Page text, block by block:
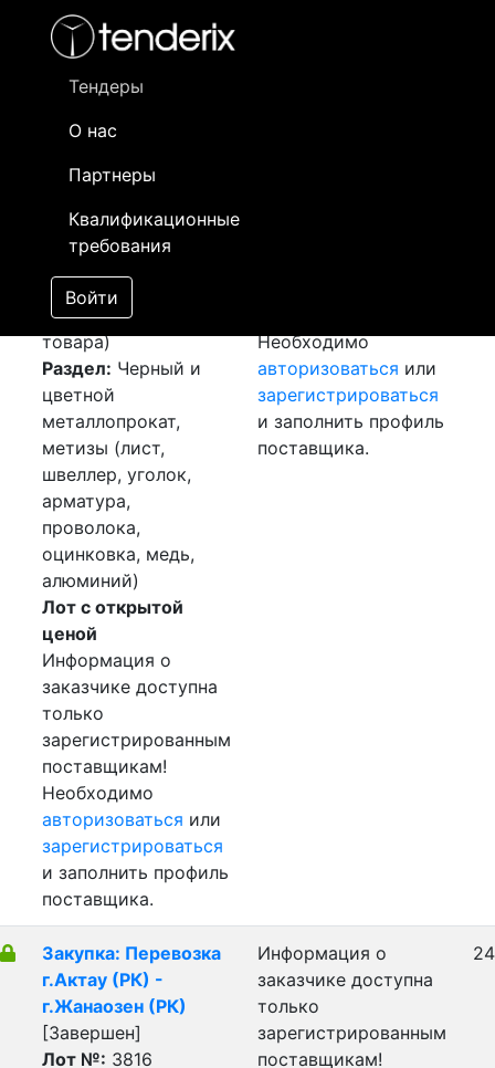
Тендеры
О нас
Партнеры
Квалификационные
требования
Войти
- активный лот
- сохраненный лот (не опубликован)
Закупка: Лист гк
[Завершен]
Победитель выбран
Лот №:3817
АУКЦИОН (покупка
товара)
Раздел: Черный и
цветной
металлопрокат,
метизы (лист,
швеллер, уголок,
арматура,
проволока,
оцинковка, медь,
алюминий)
Лот с открытой
ценой
Информация о
заказчике доступна
только
зарегистрированным
поставщикам!
Необходимо
авторизоваться или
зарегистрироваться
и заполнить профиль
поставщика.
Необходимо
авторизоваться или
зарегистрироваться
и заполнить профиль
поставщика.
Закупка: Перевозка
г.Актау (РК) -
г.Жанаозен (РК)
[Завершен]
Лот №: 3816
Информация о
заказчике доступна
только
зарегистрированным
поставщикам!